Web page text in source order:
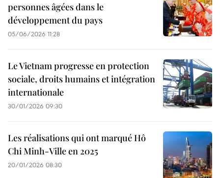
personnes âgées dans le
développement du pays
05/06/2026 11:28
Le Vietnam progresse en protection
sociale, droits humains et intégration
internationale
30/01/2026 09:30
Les réalisations qui ont marqué Hô
Chi Minh-Ville en 2025
20/01/2026 08:30